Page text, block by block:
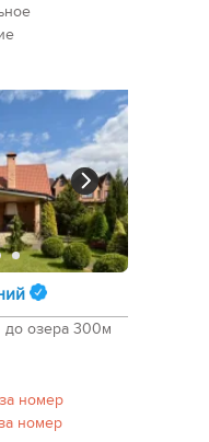
до озера 300м
номер
номер